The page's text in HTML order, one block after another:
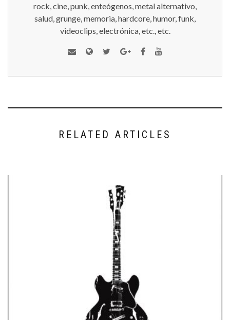
rock, cine, punk, enteógenos, metal alternativo,
salud, grunge, memoria, hardcore, humor, funk,
videoclips, electrónica, etc., etc.
RELATED ARTICLES